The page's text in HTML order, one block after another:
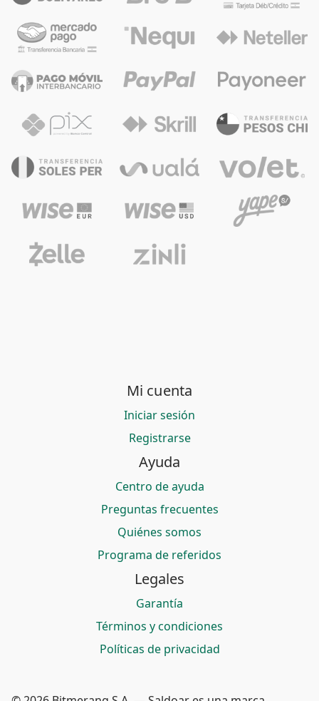
Mi cuenta
Iniciar sesión
Registrarse
Ayuda
Centro de ayuda
Preguntas frecuentes
Quiénes somos
Programa de referidos
Legales
Garantía
Términos y condiciones
Políticas de privacidad